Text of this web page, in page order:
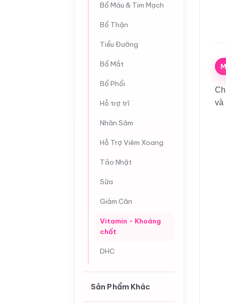
Bổ Máu & Tim Mạch
Bổ Thận
Tiểu Đường
Bổ Mắt
Bổ Phổi
Hỗ trợ trĩ
Nhân Sâm
Hỗ Trợ Viêm Xoang
Tảo Nhật
Sữa
Giảm Cân
Vitamin - Khoáng
chất
DHC
Sản Phẩm Khác
và